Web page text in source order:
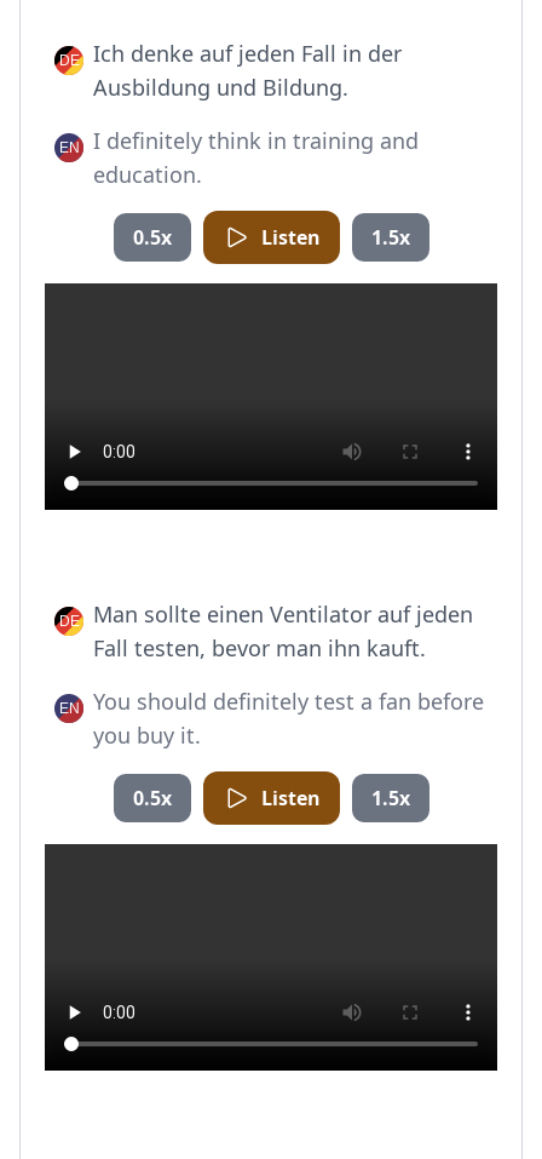
Ich denke auf jeden Fall in der
Ausbildung und Bildung.
I definitely think in training and
education.
0.5x Listen 1.5x
Man sollte einen Ventilator auf jeden
Fall testen, bevor man ihn kauft.
You should definitely test a fan before
you buy it.
0.5x Listen 1.5x